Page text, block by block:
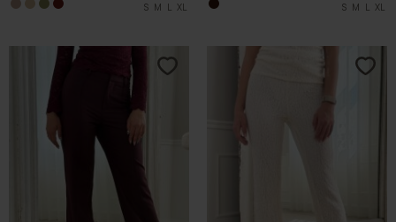
S M L XL
S M L XL
S M L XL
S M L XL S M L XL